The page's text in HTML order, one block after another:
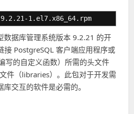
1.el7.x86_64.rpm
数据库管理系统版本 9.2.21 的开
接 PostgreSQL 客户端应用程序或
写的自定义函数）所需的头文件
件（libraries）。此包对于开发需
交互的软件是必需的。